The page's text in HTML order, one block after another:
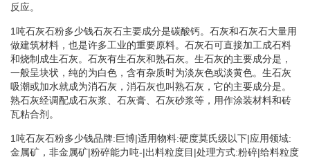
反应。
1吨石灰石粉多少钱石灰石主要成分是碳酸钙。石灰和石灰石大量用
做建筑材料，也是许多工业的重要原料。石灰石可直接加工成石料
和烧制成生石灰。石灰有生石灰和熟石灰。生石灰的主要成分是，
一般呈块状，纯的为白色，含有杂质时为淡灰色或淡黄色。生石灰
吸潮或加水就成为消石灰，消石灰也叫熟石灰，它的主要成分是。
熟石灰经调配成石灰浆、石灰膏、石灰砂浆等，用作涂装材料和砖
瓦粘合剂。
1吨石灰石粉多少钱品牌:巨博|适用物料:硬度莫氏级以下|应用领域:
金属矿，非金属矿|粉碎能力吨-|出料粒度目|处理方式:粉碎|给料粒度